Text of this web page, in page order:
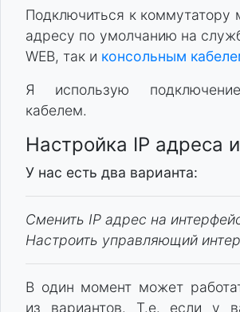
Подключиться к коммутатору
адресу по умолчанию на
WEB, так и консольным
Я использую
кабелем.
Настройка IP адреса
У нас есть два варианта:
Сменить IP адрес на
Настроить управляющий
В один момент может
из вариантов. Т.е. если у